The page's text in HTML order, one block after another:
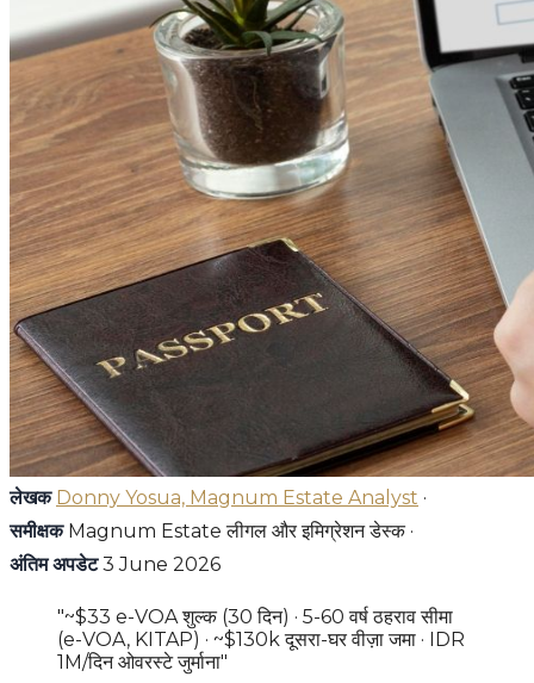
लेखक Donny Yosua, Magnum Estate Analyst ·
समीक्षकMagnum Estate लीगल और इमिग्रेशन डेस्क ·
अंतिम अपडेट3 June 2026
"~$33 e-VOA शुल्क (30 दिन) · 5-60 वर्ष ठहराव सीमा
(e-VOA, KITAP) · ~$130k दूसरा-घर वीज़ा जमा · IDR
1M/दिन ओवरस्टे जुर्माना"